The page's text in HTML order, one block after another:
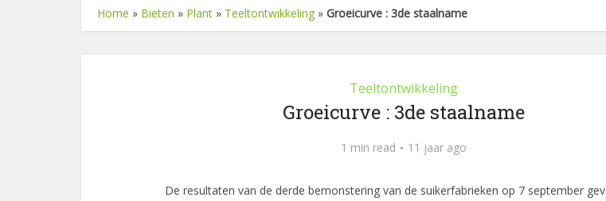
Home » Bieten » Plant » Teeltontwikkeling » Groeicurve : 3de staalname
Teeltontwikkeling
Groeicurve : 3de staalname
1 min read 11 jaar ago
De resultaten van de derde bemonstering van de suikerfabrieken op 7 september